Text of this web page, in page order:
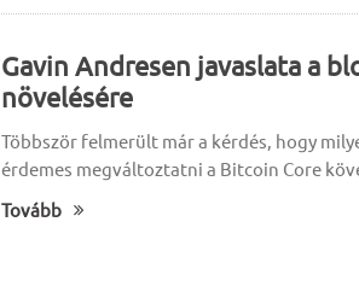
Gavin Andresen javaslata a
növelésére
Többször felmerült már a kérdés, hogy
érdemes megváltoztatni a Bitcoin Core
Tovább